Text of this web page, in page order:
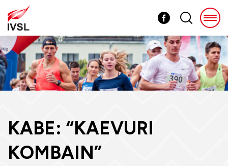
KABE: “KAEVURI
KOMBAIN”